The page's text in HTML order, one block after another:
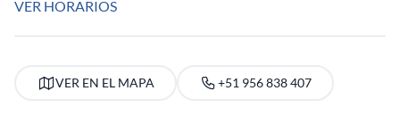
VER HORARIOS
VER EN EL MAPA +51 956 838 407